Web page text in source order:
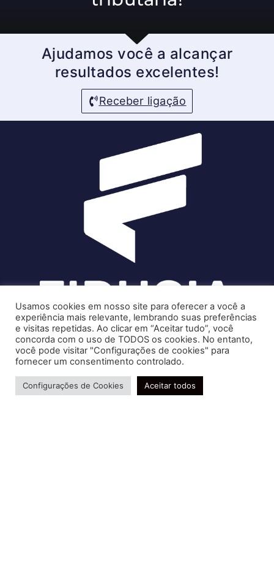
Ajudamos você a alcançar
resultados excelentes!
Receber ligação
Soluções contábeis-fiscais-tributárias especializadas | CRC RJ
004856/O-7
Serviços
Usamos cookies em nosso site para oferecer a você a
experiência mais relevante, lembrando suas preferências
e visitas repetidas. Ao clicar em “Aceitar tudo”, você
concorda com o uso de TODOS os cookies. No entanto,
você pode visitar "Configurações de cookies" para
fornecer um consentimento controlado.
Configurações de Cookies Aceitar todos
Precisa de ajuda?